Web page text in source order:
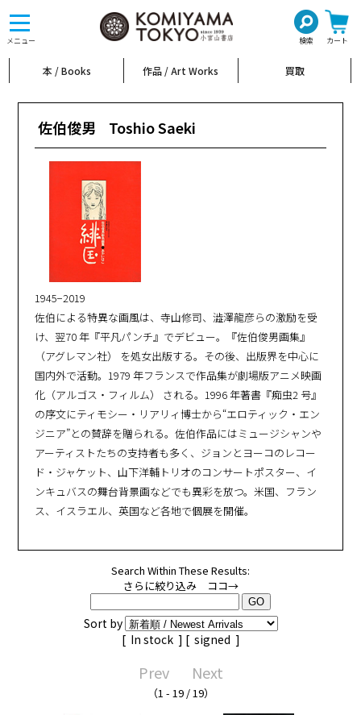
メニュー 検索 カート
toggle
navigation
本 / Books 作品 / Art Works 買取
佐伯俊男 Toshio Saeki
1945−2019
佐伯による特異な画風は、寺山修司、澁澤龍彦らの激励を受
け、翌70 年『平凡パンチ』でデビュー。『佐伯俊男画集』
（アグレマン社） を処女出版する。その後、出版界を中心に
国内外で活動。1979 年フランスで作品集が劇場版アニメ映画
化（アルゴス・フィルム） される。1996 年著書『痴虫2 号』
の序文にティモシー・リアリィ博士から“エロティック・エン
ジニア”との賛辞を贈られる。佐伯作品にはミュージシャンや
アーティストたちの支持者も多く、ジョンとヨーコのレコー
ド・ジャケット、山下洋輔トリオのコンサートポスター、イ
ンキュバスの舞台背景画などでも異彩を放つ。米国、フラン
ス、イスラエル、英国など各地で個展を開催。
Search Within These Results:
さらに絞り込み ココ→
Sort by
[ In stock] [ signed ]
Prev Next
（1 - 19 / 19）